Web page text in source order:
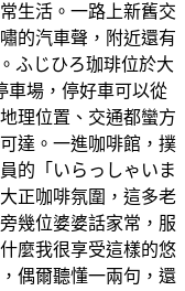
生活。一路上新舊交
的汽車聲，附近還有
ふじひろ珈琲位於大
車場，停好車可以從
理位置、交通都蠻方
達。一進咖啡館，撲
的「いらっしゃいま
正咖啡氛圍，這多老
幾位婆婆話家常，服
麼我很享受這樣的悠
偶爾聽懂一兩句，還